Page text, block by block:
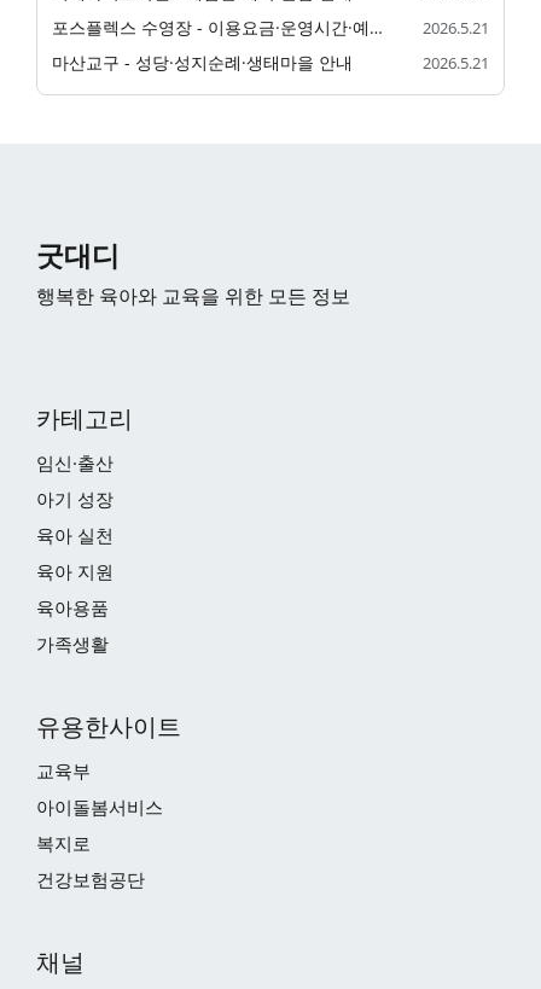
포스플렉스 수영장 - 이용요금·운영시간·예약 안내 2026.5.21
마산교구 - 성당·성지순례·생태마을 안내 2026.5.21
굿대디
행복한 육아와 교육을 위한 모든 정보
카테고리
임신·출산
아기 성장
육아 실천
육아 지원
육아용품
가족생활
유용한사이트
교육부
아이돌봄서비스
복지로
건강보험공단
채널